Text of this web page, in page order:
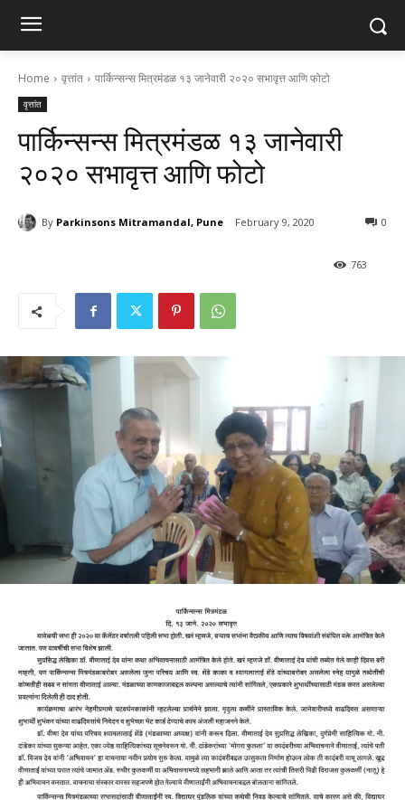
Home वृत्तांत पार्किन्सन्स मित्रमंडळ १३ जानेवारी २०२० सभावृत्त आणि फोटो
वृत्तांत
पार्किन्सन्स मित्रमंडळ १३ जानेवारी
२०२० सभावृत्त आणि फोटो
By Parkinsons Mitramandal, Pune February 9, 2020 0
763